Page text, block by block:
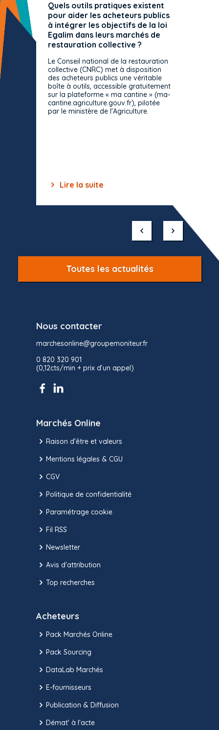
Quels outils pratiques existent
pour aider les acheteurs publics
à intégrer les objectifs de la loi
Egalim dans leurs marchés de
restauration collective ?
Le Conseil national de la restauration
collective (CNRC) met à disposition
des acheteurs publics une véritable
boîte à outils, accessible gratuitement
sur la plateforme « ma cantine » (ma-
cantine.agriculture.gouv.fr), pilotée
par le ministère de l'Agriculture.
Lire la suite
Toutes les actualités
Nous contacter
marchesonline@groupemoniteur.fr
0 820 320 901
(0,12cts/min + prix d’un appel)
Marchés Online
Raison d’être et valeurs
Mentions légales & CGU
CGV
Politique de confidentialité
Paramétrage cookie
Fil RSS
Newsletter
Avis d'attribution
Top recherches
Acheteurs
Pack Marchés Online
Pack Sourcing
DataLab Marchés
E-fournisseurs
Publication & Diffusion
Démat' à l'acte